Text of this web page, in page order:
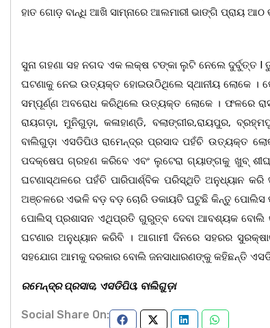
ହାତ ଗୋଡ଼ ବାନ୍ଧି ଆଖି ସାମ୍ନାରେ ଆଲମାରୀ ଭାଙ୍ଗି ପ୍ରାୟ ଆଠ
ସୁନା ଗହଣା ସହ ନଗଦ ଏକ ଲକ୍ଷ ଟଙ୍କା ଲୁଟି ନେଲେ ଦୁର୍ବୁତ୍ତ
ଘଟଣାକୁ ନେଇ ଉତ୍ୟକ୍ତ ହୋଇଉଠିଥିଲେ ସ୍ଥାନୀୟ ଲୋକେ ।
ସମ୍ପୂର୍ଣ୍ଣ ଅବରୋଧ କରିଥିଲେ ଉତ୍ୟକ୍ତ ଲୋକେ । ଫଳରେ
ରାୟଗଡ଼ା, ମୁନିଗୁଡ଼ା, କଳାହାଣ୍ଡି, ବଲାଙ୍ଗୀର,ରାୟପୁର,
ବାଲିଗୁଡ଼ା ଏସଡିପିଓ ରାମେନ୍ଦ୍ର ପ୍ରସାଦ ପହଁଚି ଉତ୍ୟକ୍ତ
ପଦକ୍ଷେପ ଗ୍ରହଣ କରିବେ ଏବଂ ଲୁଟେରା ଗ୍ୟାଙ୍ଗକୁ ଖୁବ୍
ଘଟଣାସ୍ଥଳରେ ପହଁଚି ପାରିପାର୍ଶ୍ବିକ ପରିସ୍ଥିତି ଅନୁଧ୍ୟାନ
ଅଞ୍ଚଳରେ ଏଭଳି ବଡ଼ ବଡ଼ ଚୋରି ଡକାୟତି ଘଟୁଛି କିନ୍ତୁ ପୋଲିସ
ପୋଲିସ୍ ପ୍ରଶାସନ ଏଥିପ୍ରତି ଗୁରୁତ୍ବ ଦେବା ଆବଶ୍ୟକ ବୋଲି
ଘଟଣାର ଅନୁଧ୍ୟାନ କରିବି । ଆଗାମୀ ଦିନରେ ସହରର
ସହଯୋଗ ଆମକୁ ଦରକାର ବୋଲି ଜନସାଧାରଣଙ୍କୁ କହିଛନ୍ତି
ରମେନ୍ଦ୍ର ପ୍ରସାଦ, ଏସଡିପିଓ, ବାଲିଗୁଡ଼ା
Social Share On: